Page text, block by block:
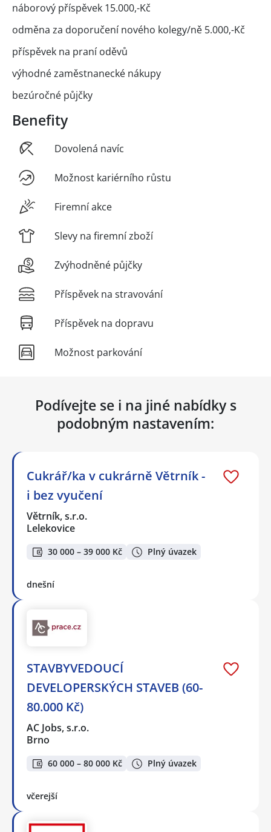
náborový příspěvek 15.000,-Kč
odměna za doporučení nového kolegy/ně 5.000,-Kč
příspěvek na praní oděvů
výhodné zaměstnanecké nákupy
bezúročné půjčky
Benefity
Dovolená navíc
Možnost kariérního růstu
Firemní akce
Slevy na firemní zboží
Zvýhodněné půjčky
Příspěvek na stravování
Příspěvek na dopravu
Možnost parkování
Podívejte se i na jiné nabídky s
podobným nastavením:
Cukrář/ka v cukrárně Větrník -
i bez vyučení
Větrník, s.r.o.
Lelekovice
30 000 – 39 000 Kč Plný úvazek
dnešní
STAVBYVEDOUCÍ
DEVELOPERSKÝCH STAVEB (60-
80.000 Kč)
AC Jobs, s.r.o.
Brno
60 000 – 80 000 Kč Plný úvazek
včerejší